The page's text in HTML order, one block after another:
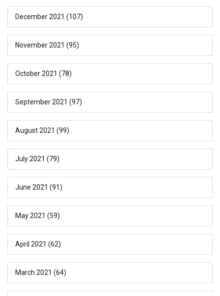
December 2021 (107)
November 2021 (95)
October 2021 (78)
September 2021 (97)
August 2021 (99)
July 2021 (79)
June 2021 (91)
May 2021 (59)
April 2021 (62)
March 2021 (64)